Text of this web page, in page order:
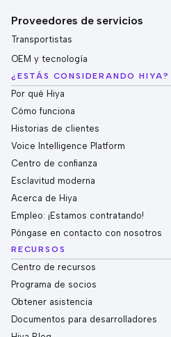
Proveedores de servicios
Transportistas
OEM y tecnología
¿ESTÁS CONSIDERANDO HIYA?
Por qué Hiya
Cómo funciona
Historias de clientes
Voice Intelligence Platform
Centro de confianza
Esclavitud moderna
Acerca de Hiya
Empleo: ¡Estamos contratando!
Póngase en contacto con nosotros
RECURSOS
Centro de recursos
Programa de socios
Obtener asistencia
Documentos para desarrolladores